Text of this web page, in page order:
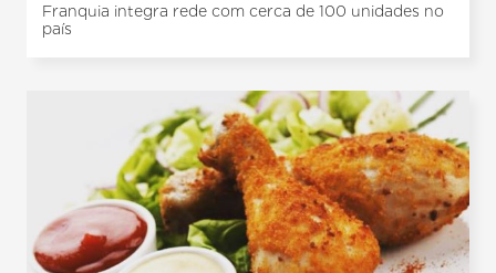
Franquia integra rede com cerca de 100 unidades no
país